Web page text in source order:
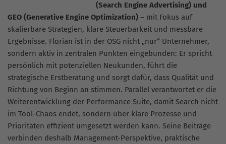
(Search Engine Advertising) und
GEO (Generative Engine Optimization) – mit Fokus auf
skalierbare Strategien, klare Steuerbarkeit und messbare
Ergebnisse. Florian ist in der OSG nicht „nur“ Unternehmer,
sondern aktiv in zentralen Punkten eingebunden: Er spricht
persönlich mit potenziellen Neukunden, führt die
strategische Erstberatung und sorgt dafür, dass Qualität und
Richtung von Beginn an stimmen. Parallel verantwortet er die
Weiterentwicklung der Performance Suite, damit Search nicht
im Tool-Chaos endet, sondern über klare Prozesse und
Prioritäten effizient umgesetzt werden kann. Seine Beiträge
verbinden deshalb Management-Perspektive, praktische